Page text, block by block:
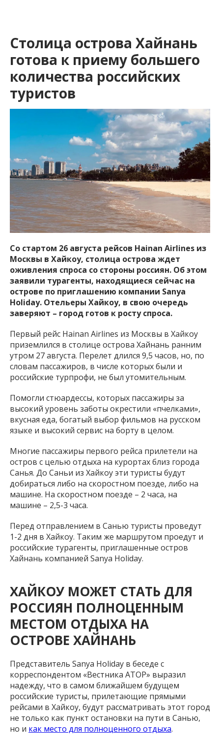
Столица острова Хайнань
готова к приему большего
количества российских
туристов
Со стартом 26 августа рейсов Hainan Airlines из
Москвы в Хайкоу, столица острова ждет
оживления спроса со стороны россиян. Об этом
заявили турагенты, находящиеся сейчас на
острове по приглашению компании Sanya
Holiday. Отельеры Хайкоу, в свою очередь
заверяют – город готов к росту спроса.
Первый рейс Hainan Airlines из Москвы в Хайкоу
приземлился в столице острова Хайнань ранним
утром 27 августа. Перелет длился 9,5 часов, но, по
словам пассажиров, в числе которых были и
российские турпрофи, не был утомительным.
Помогли стюардессы, которых пассажиры за
высокий уровень заботы окрестили «пчелками»,
вкусная еда, богатый выбор фильмов на русском
языке и высокий сервис на борту в целом.
Многие пассажиры первого рейса прилетели на
остров с целью отдыха на курортах близ города
Санья. До Саньи из Хайкоу эти туристы будут
добираться либо на скоростном поезде, либо на
машине. На скоростном поезде – 2 часа, на
машине – 2,5-3 часа.
Перед отправлением в Санью туристы проведут
1-2 дня в Хайкоу. Таким же маршрутом проедут и
российские турагенты, приглашенные остров
Хайнань компанией Sanya Holiday.
ХАЙКОУ МОЖЕТ СТАТЬ ДЛЯ
РОССИЯН ПОЛНОЦЕННЫМ
МЕСТОМ ОТДЫХА НА
ОСТРОВЕ ХАЙНАНЬ
Представитель Sanya Holiday в беседе с
корреспондентом «Вестника АТОР» выразил
надежду, что в самом ближайшем будущем
российские туристы, прилетающие прямыми
рейсами в Хайкоу, будут рассматривать этот город
не только как пункт остановки на пути в Санью,
но и как место для полноценного отдыха.